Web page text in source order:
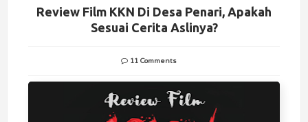
Review Film KKN Di Desa Penari, Apakah
Sesuai Cerita Aslinya?
11 Comments